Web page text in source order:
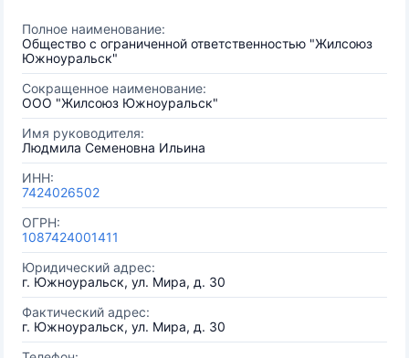
Полное наименование:
Общество с ограниченной ответственностью "Жилсоюз
Южноуральск"
Сокращенное наименование:
ООО "Жилсоюз Южноуральск"
Имя руководителя:
Людмила Семеновна Ильина
ИНН:
7424026502
ОГРН:
1087424001411
Юридический адрес:
г. Южноуральск, ул. Мира, д. 30
Фактический адрес:
г. Южноуральск, ул. Мира, д. 30